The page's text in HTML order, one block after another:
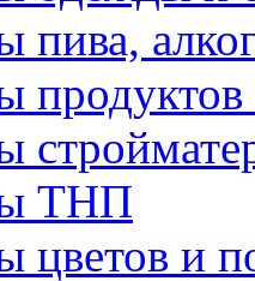
пива,
продуктов
ТНП
цветов и